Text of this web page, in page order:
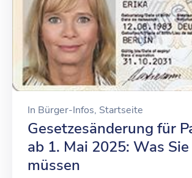
VEREINE
In Bürger-Infos‚ Startseite
Gesetzesänderung für
ab 1. Mai 2025: Was
müssen